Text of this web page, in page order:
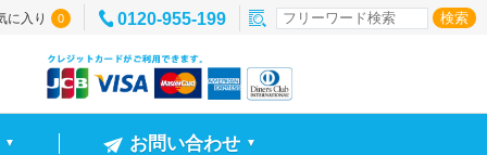
に入り 0 0120-955-199
▼ お問い合わせ ▼